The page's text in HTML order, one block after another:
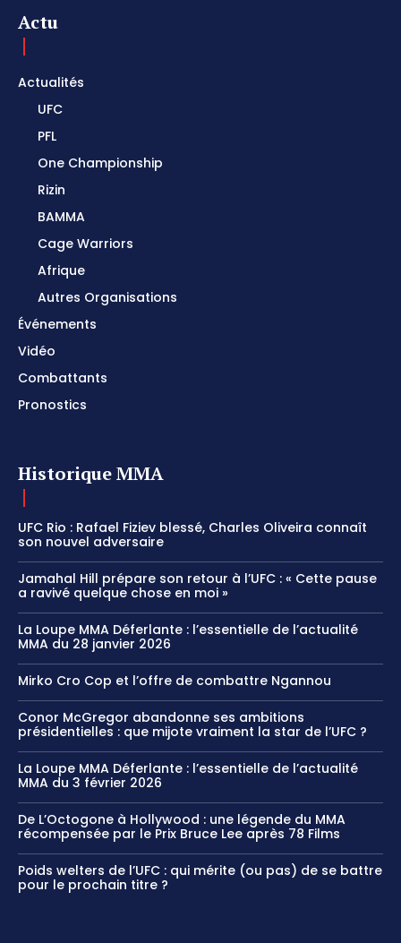
Actu
Actualités
UFC
PFL
One Championship
Rizin
BAMMA
Cage Warriors
Afrique
Autres Organisations
Événements
Vidéo
Combattants
Pronostics
Historique MMA
UFC Rio : Rafael Fiziev blessé, Charles Oliveira connaît
son nouvel adversaire
Jamahal Hill prépare son retour à l’UFC : « Cette pause
a ravivé quelque chose en moi »
La Loupe MMA Déferlante : l’essentielle de l’actualité
MMA du 28 janvier 2026
Mirko Cro Cop et l’offre de combattre Ngannou
Conor McGregor abandonne ses ambitions
présidentielles : que mijote vraiment la star de l’UFC ?
La Loupe MMA Déferlante : l’essentielle de l’actualité
MMA du 3 février 2026
De L’Octogone à Hollywood : une légende du MMA
récompensée par le Prix Bruce Lee après 78 Films
Poids welters de l’UFC : qui mérite (ou pas) de se battre
pour le prochain titre ?